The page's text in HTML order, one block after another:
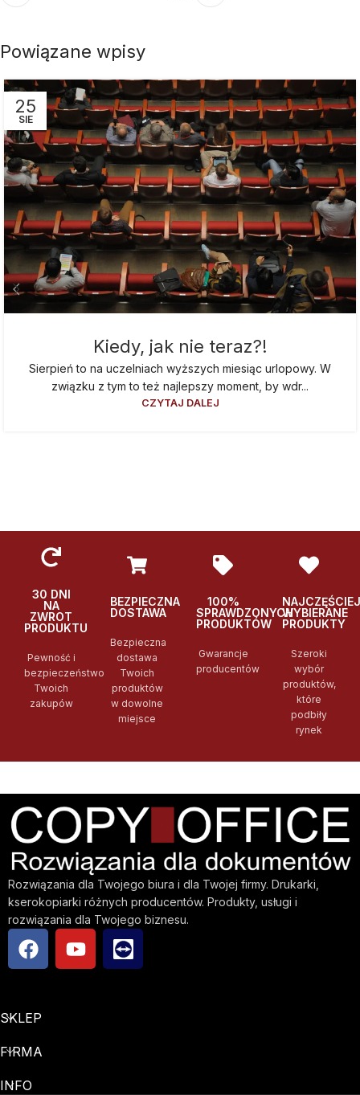
Powiązane wpisy
25
SIE
Kiedy, jak nie teraz?!
Sierpień to na uczelniach wyższych miesiąc urlopowy. W
związku z tym to też najlepszy moment, by wdr...
CZYTAJ DALEJ
30 DNI
NA
ZWROT
PRODUKTU
Pewność i
bezpieczeństwo
Twoich
zakupów
BEZPIECZNA
DOSTAWA
Bezpieczna
dostawa
Twoich
produktów
w dowolne
miejsce
100%
SPRAWDZONYCH
PRODUKTÓW
Gwarancje
producentów
NAJCZĘŚCIEJ
WYBIERANE
PRODUKTY
Szeroki
wybór
produktów,
które
podbiły
rynek
Rozwiązania dla Twojego biura i dla Twojej firmy. Drukarki,
kserokopiarki różnych producentów. Produkty, usługi i
rozwiązania dla Twojego biznesu.
SKLEP
FIRMA
INFO